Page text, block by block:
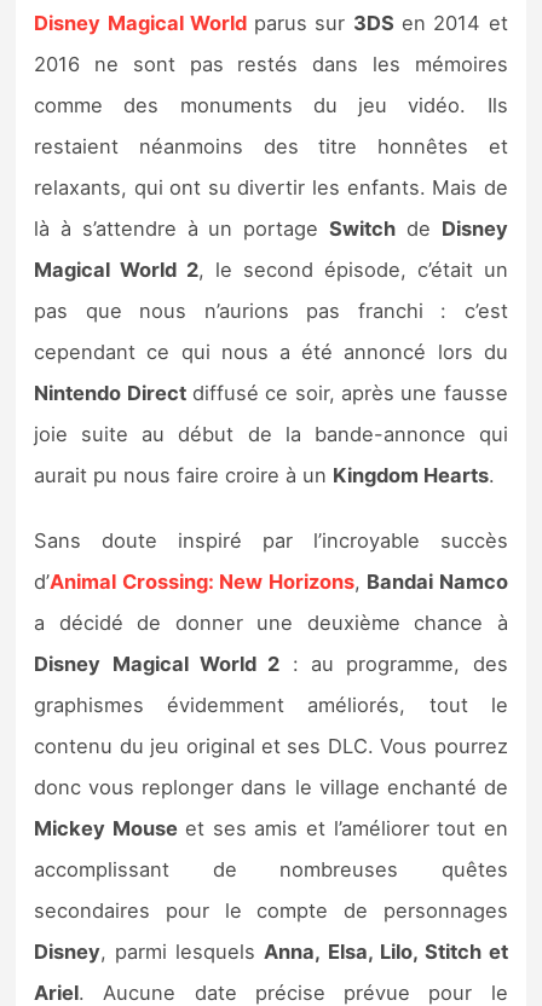
Tests de jeux
Tests d’accessoires
Autres tests
Previews
Précommandes
Précommandes jeux Switch 2
Sorties de jeux
Bons plans
Guides
Disney Magical Worldparus sur 3DS en 2014 et
2016 ne sont pas restés dans les mémoires
comme des monuments du jeu vidéo. Ils
restaient néanmoins des titre honnêtes et
relaxants, qui ont su divertir les enfants. Mais de
là à s’attendre à un portageSwitch de Disney
Magical World 2, le second épisode, c’était un
pas que nous n’aurions pas franchi : c’est
cependant ce qui nous a été annoncé lors du
Nintendo Directdiffusé ce soir, après une fausse
joie suite au début de la bande-annonce qui
aurait pu nous faire croire à un Kingdom Hearts.
Sans doute inspiré par l’incroyable succès
d’Animal Crossing: New Horizons, Bandai Namco
a décidé de donner une deuxième chance à
Disney Magical World 2 : au programme, des
graphismes évidemment améliorés, tout le
contenu du jeu original et ses DLC. Vous pourrez
donc vous replonger dans le village enchanté de
Mickey Mouseet ses amis et l’améliorer tout en
accomplissant de nombreuses quêtes
secondaires pour le compte de personnages
Disney, parmi lesquels Anna, Elsa, Lilo, Stitch et
Ariel. Aucune date précise prévue pour le